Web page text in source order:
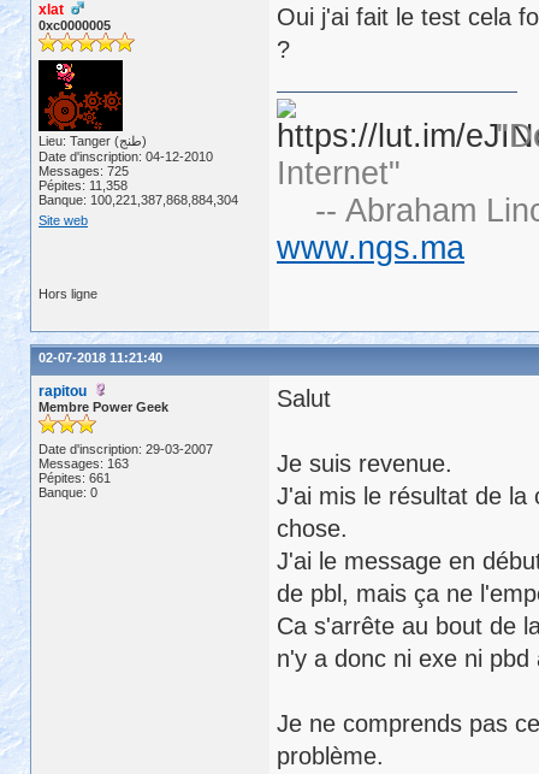
xlat
0xc0000005
Lieu: Tanger (طنج)
Date d'inscription: 04-12-2010
Messages: 725
Pépites: 11,358
Banque: 100,221,387,868,884,304
Site web
Oui j'ai fait le test cela
?
Internet"
-- Abraham
www.ngs.ma
Hors ligne
02-07-2018 11:21:40
rapitou
Membre Power Geek
Date d'inscription: 29-03-2007
Messages: 163
Pépites: 661
Banque: 0
Salut
Je suis revenue.
J'ai mis le résultat de la
chose.
J'ai le message en
de pbl, mais ça ne
Ca s'arrête au bout de
n'y a donc ni exe ni
Je ne comprends pas
problème.